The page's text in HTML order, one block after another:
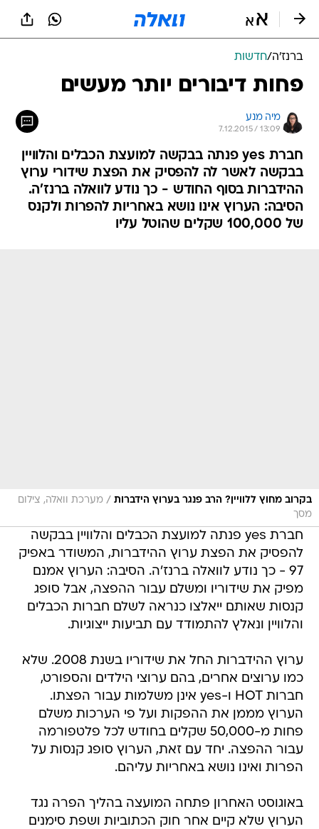
ברנז'ה/חדשות
פחות דיבורים יותר מעשים
מיה מנע
7.12.2015 / 13:09
חברת yes פנתה בבקשה למועצת הכבלים והלוויין
בבקשה לאשר לה להפסיק את הפצת שידורי ערוץ
ההידברות בסוף החודש - כך נודע לוואלה ברנז'ה.
הסיבה: הערוץ אינו נושא באחריות להפרות ולקנס
של 100,000 שקלים שהוטל עליו
בקרוב מחוץ ללוויין? הרב פנגר בערוץ הידברות / מערכת וואלה, צילום
מסך
חברת yes פנתה למועצת הכבלים והלוויין בבקשה
להפסיק את הפצת ערוץ ההידברות, המשודר באפיק
97 - כך נודע לוואלה ברנז'ה. הסיבה: הערוץ אמנם
מפיק את שידוריו ומשלם עבור ההפצה, אבל סופג
קנסות שאותם ייאלצו כנראה לשלם חברות הכבלים
והלוויין ונאלץ להתמודד עם תביעות ייצוגיות.
ערוץ ההידברות החל את שידוריו בשנת 2008. שלא
כמו ערוצים אחרים, בהם ערוצי הילדים והספורט,
חברות HOT ו-yes אינן משלמות עבור הפצתו.
הערוץ מממן את ההפקות ועל פי הערכות משלם
פחות מ-50,000 שקלים בחודש לכל פלטפורמה
עבור ההפצה. יחד עם זאת, הערוץ סופג קנסות על
הפרות ואינו נושא באחריות עליהם.
באוגוסט האחרון פתחה המועצה בהליך הפרה נגד
הערוץ שלא קיים אחר חוק הכתוביות ושפת סימנים